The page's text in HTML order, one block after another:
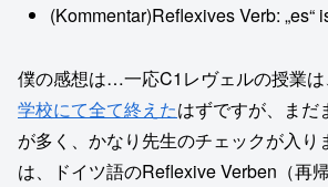
(Kommentar)Reflexives Verb: „es“
僕の感想は…一応C1レヴェルの授業は
学校にて全て終えたはずですが、まだ
が多く、かなり先生のチェックが入り
は、ドイツ語のReflexive Verben（再